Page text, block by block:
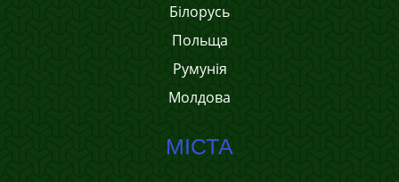
Білорусь
Польща
Румунія
Молдова
МІСТА